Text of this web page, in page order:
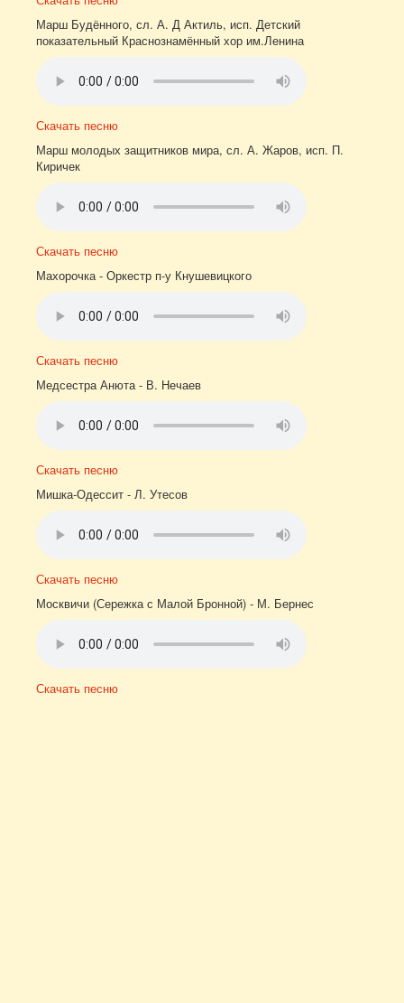
Марш Будённого, сл. А. Д Актиль, исп. Детский
показательный Краснознамённый хор им.Ленина
Скачать песню
Марш молодых защитников мира, сл. А. Жаров, исп. П.
Киричек
Скачать песню
Махорочка - Оркестр п-у Кнушевицкого
Скачать песню
Медсестра Анюта - В. Нечаев
Скачать песню
Мишка-Одессит - Л. Утесов
Скачать песню
Москвичи (Сережка с Малой Бронной) - М. Бернес
Скачать песню